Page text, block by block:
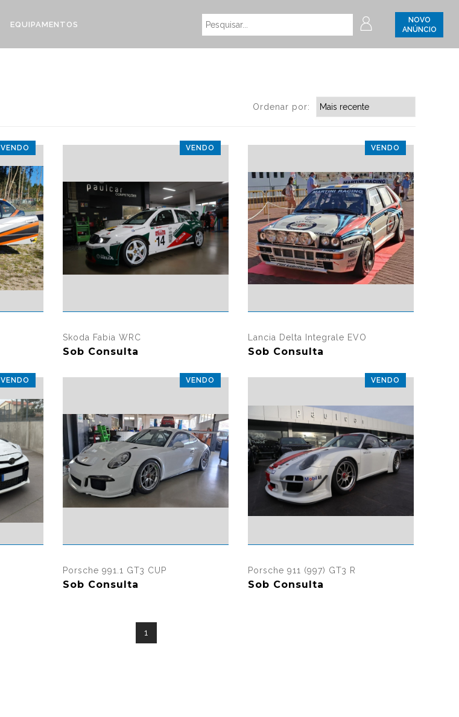
NOVO
ANÚNCIO
EQUIPAMENTOS
Ordenar por:
VENDO VENDO
Skoda Fabia WRC
Sob Consulta
VENDO
Lancia Delta Integrale EVO
Sob Consulta
VENDO VENDO
Porsche 991.1 GT3 CUP
Sob Consulta
VENDO
Porsche 911 (997) GT3 R
Sob Consulta
1